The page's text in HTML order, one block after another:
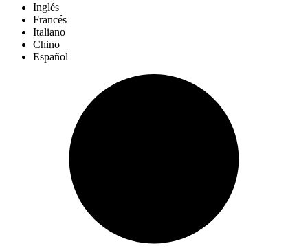
Inglés
Francés
Italiano
Chino
Español